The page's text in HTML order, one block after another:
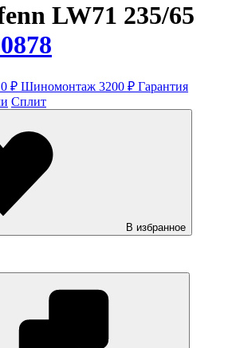
LW71 235/65
₽ Шиномонтаж 3200 ₽ Гарантия
Сплит
В избранное